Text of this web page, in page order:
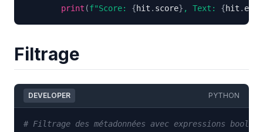
print (f"Score: {hit . score} , Text: {hit .
Filtrage
DEVELOPER PYTHON
# Filtrage des métadonnées avec expressions